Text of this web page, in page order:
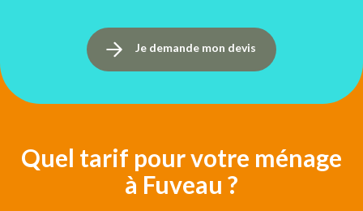
Je demande mon devis
Quel tarif pour votre ménage
à Fuveau ?